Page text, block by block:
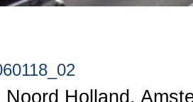
Noord Holland,